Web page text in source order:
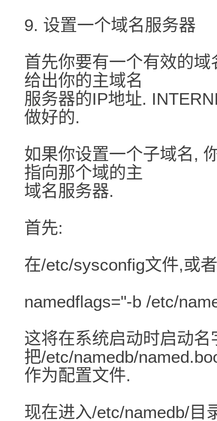
9. 设置一个域名服务器
首先你要有一个有效的
给出你的主域名
服务器的IP地址.
做好的.
如果你设置一个子域名,
指向那个域的主
域名服务器.
首先:
在/etc/sysconfig文件,或
namedflags="-b /etc/
这将在系统启动时启动
把/etc/namedb/
作为配置文件.
现在进入/etc/namedb/目